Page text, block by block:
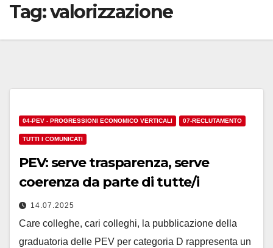
Tag:valorizzazione
04-PEV - PROGRESSIONI ECONOMICO VERTICALI 07-RECLUTAMENTO
TUTTI I COMUNICATI
PEV: serve trasparenza, serve
coerenza da parte di tutte/i
14.07.2025
Care colleghe, cari colleghi, la pubblicazione della
graduatoria delle PEV per categoria D rappresenta un